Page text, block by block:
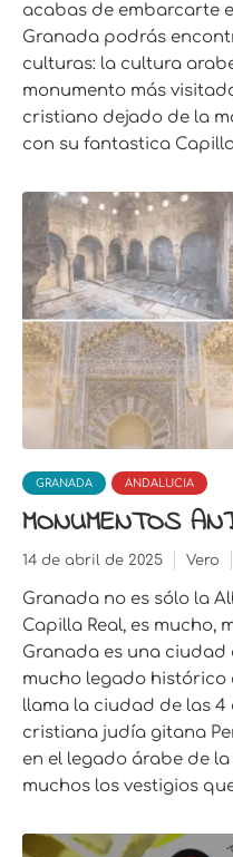
acabas de embarcarte
Granada podrás
culturas: la cultura
monumento más
cristiano dejado de la
con su fantastica Capilla
GRANADA ANDALUCIA
MONUMENTOS
14 de abril de 2025 Vero
Granada no es sólo la
Capilla Real, es mucho,
Granada es una ciudad
mucho legado histórico
llama la ciudad de las 4
cristiana judía gitana
en el legado árabe de
muchos los vestigios